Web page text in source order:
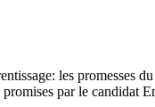
par le candidat